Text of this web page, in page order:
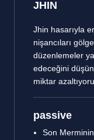
JHIN
Jhin hasarıyla
nişancıları
düzenlemeler
edeceğini
miktar
passive
Son